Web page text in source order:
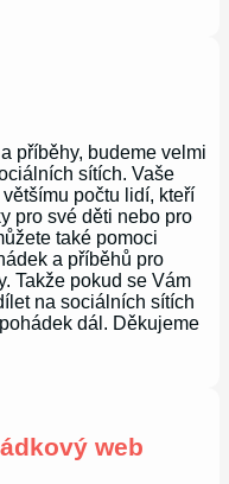
příběhy, budeme velmi
sítích. Vaše
počtu lidí, kteří
pro své děti nebo pro
také pomoci
a příběhů pro
Takže pokud se Vám
na sociálních sítích
dál. Děkujeme
web